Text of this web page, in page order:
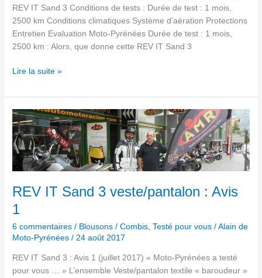
REV IT Sand 3 Conditions de tests : Durée de test : 1 mois,
2500 km Conditions climatiques Système d’aération Protections
Entretien Evaluation Moto-Pyrénées Durée de test : 1 mois,
2500 km : Alors, que donne cette REV IT Sand 3
Lire la suite »
REV IT Sand 3 veste/pantalon : Avis
1
6 commentaires / Blousons / Combis,Testé pour vous /Alain de
Moto-Pyrénées/24 août 2017
REV IT Sand 3 : Avis 1 (juillet 2017) « Moto-Pyrénées a testé
pour vous … » L’ensemble Veste/pantalon textile « baroudeur »
REV
IT
Sand
3
veste/pantalon
Avis
1